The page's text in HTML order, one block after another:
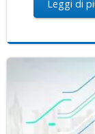
Leggi di